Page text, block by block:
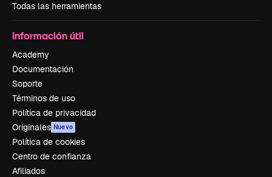
Todas las herramientas
Información útil
Academy
Documentación
Soporte
Términos de uso
Política de privacidad
Originales Nuevo
Política de cookies
Centro de confianza
Afiliados